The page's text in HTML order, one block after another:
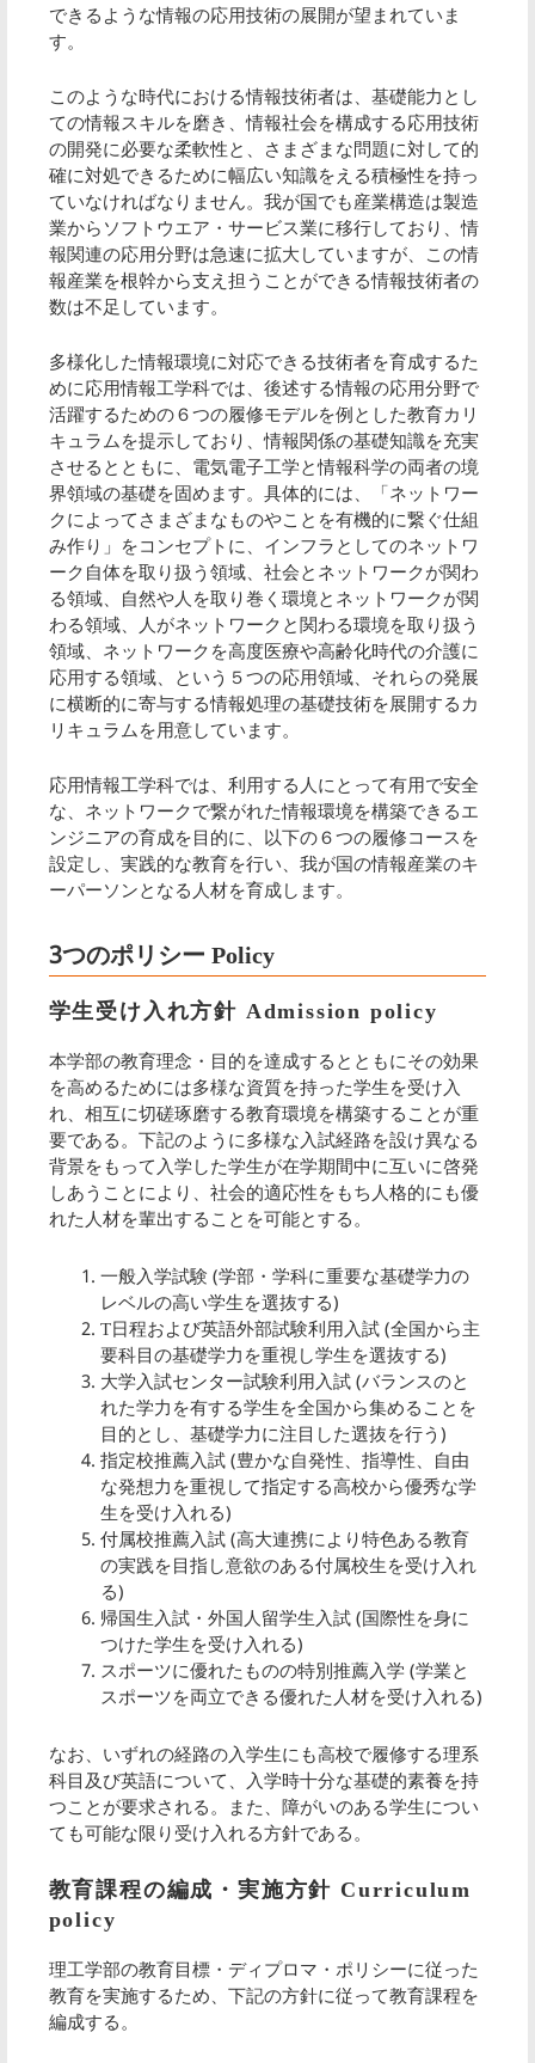
できるような情報の応用技術の展開が望まれていま
す。
このような時代における情報技術者は、基礎能力とし
ての情報スキルを磨き、情報社会を構成する応用技術
の開発に必要な柔軟性と、さまざまな問題に対して的
確に対処できるために幅広い知識をえる積極性を持っ
ていなければなりません。我が国でも産業構造は製造
業からソフトウエア・サービス業に移行しており、情
報関連の応用分野は急速に拡大していますが、この情
報産業を根幹から支え担うことができる情報技術者の
数は不足しています。
多様化した情報環境に対応できる技術者を育成するた
めに応用情報工学科では、後述する情報の応用分野で
活躍するための６つの履修モデルを例とした教育カリ
キュラムを提示しており、情報関係の基礎知識を充実
させるとともに、電気電子工学と情報科学の両者の境
界領域の基礎を固めます。具体的には、「ネットワー
クによってさまざまなものやことを有機的に繋ぐ仕組
み作り」をコンセプトに、インフラとしてのネットワ
ーク自体を取り扱う領域、社会とネットワークが関わ
る領域、自然や人を取り巻く環境とネットワークが関
わる領域、人がネットワークと関わる環境を取り扱う
領域、ネットワークを高度医療や高齢化時代の介護に
応用する領域、という５つの応用領域、それらの発展
に横断的に寄与する情報処理の基礎技術を展開するカ
リキュラムを用意しています。
応用情報工学科では、利用する人にとって有用で安全
な、ネットワークで繋がれた情報環境を構築できるエ
ンジニアの育成を目的に、以下の６つの履修コースを
設定し、実践的な教育を行い、我が国の情報産業のキ
ーパーソンとなる人材を育成します。
3つのポリシー Policy
学生受け入れ方針 Admission policy
本学部の教育理念・目的を達成するとともにその効果
を高めるためには多様な資質を持った学生を受け入
れ、相互に切磋琢磨する教育環境を構築することが重
要である。下記のように多様な入試経路を設け異なる
背景をもって入学した学生が在学期間中に互いに啓発
しあうことにより、社会的適応性をもち人格的にも優
れた人材を輩出することを可能とする。
一般入学試験 (学部・学科に重要な基礎学力の
レベルの高い学生を選抜する)
T日程および英語外部試験利用入試 (全国から主
要科目の基礎学力を重視し学生を選抜する)
大学入試センター試験利用入試 (バランスのと
れた学力を有する学生を全国から集めることを
目的とし、基礎学力に注目した選抜を行う)
指定校推薦入試 (豊かな自発性、指導性、自由
な発想力を重視して指定する高校から優秀な学
生を受け入れる)
付属校推薦入試 (高大連携により特色ある教育
の実践を目指し意欲のある付属校生を受け入れ
る)
帰国生入試・外国人留学生入試 (国際性を身に
つけた学生を受け入れる)
スポーツに優れたものの特別推薦入学 (学業と
スポーツを両立できる優れた人材を受け入れる)
なお、いずれの経路の入学生にも高校で履修する理系
科目及び英語について、入学時十分な基礎的素養を持
つことが要求される。また、障がいのある学生につい
ても可能な限り受け入れる方針である。
教育課程の編成・実施方針 Curriculum
policy
理工学部の教育目標・ディプロマ・ポリシーに従った
教育を実施するため、下記の方針に従って教育課程を
編成する。